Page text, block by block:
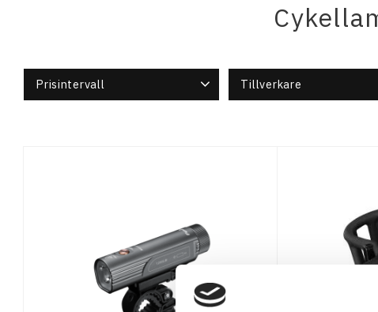
Prisintervall Tillverkare